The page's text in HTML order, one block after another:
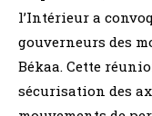
l’Intérieur a
gouverneurs des
Békaa. Cette
sécurisation des